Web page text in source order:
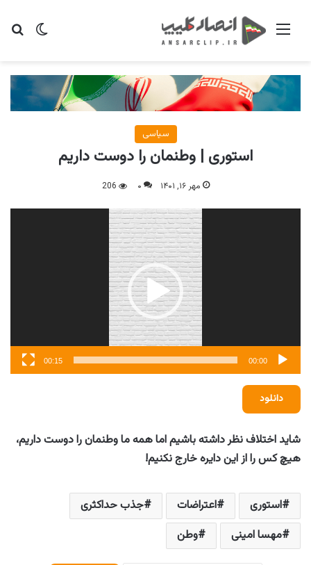
تغییر منو
سیاسی
استوری | وطنمان را دوست داریم
مهر ۱۶, ۱۴۰۱ ۰ 206
نمایشگر
00:00
00:15
دانلود
شاید اختلاف نظر داشته باشیم اما همه ما وطنمان را دوست داریم،
هیچ کس را از این دایره خارج نکنیم!
استوری اعتراضات
جذب حداکثری
مهسا امینی
وطن